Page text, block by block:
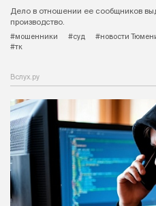
Дело в отношении ее сообщников
производство.
#мошенники
#суд #новости
#тк
Вслух.ру